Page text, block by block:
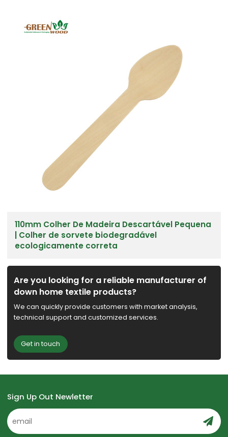
110mm Colher De Madeira Descartável Pequena
| Colher de sorvete biodegradável
ecologicamente correta
Are you looking for a reliable manufacturer of
down home textile products?
We can quickly provide customers with market analysis,
technical support and customized services.
Get in touch
Sign Up Out Newletter